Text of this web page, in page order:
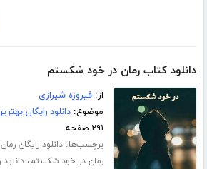
دانلود کتاب رمان در خود شکستم
از:فیروزه شیرازی
موضوع:دانلود رایگان
۲۹۱ صفحه
برچسب‌ها:دانلود رایگان
رمان در خود شکستم،